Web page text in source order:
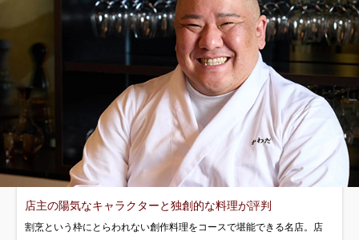
店主の陽気なキャラクターと独創的な料理が評判
割烹という枠にとらわれない創作料理をコースで堪能できる名店。店